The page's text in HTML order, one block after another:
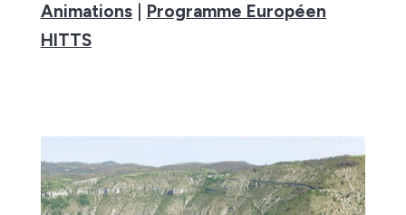
Animations| Programme Européen
HITTS